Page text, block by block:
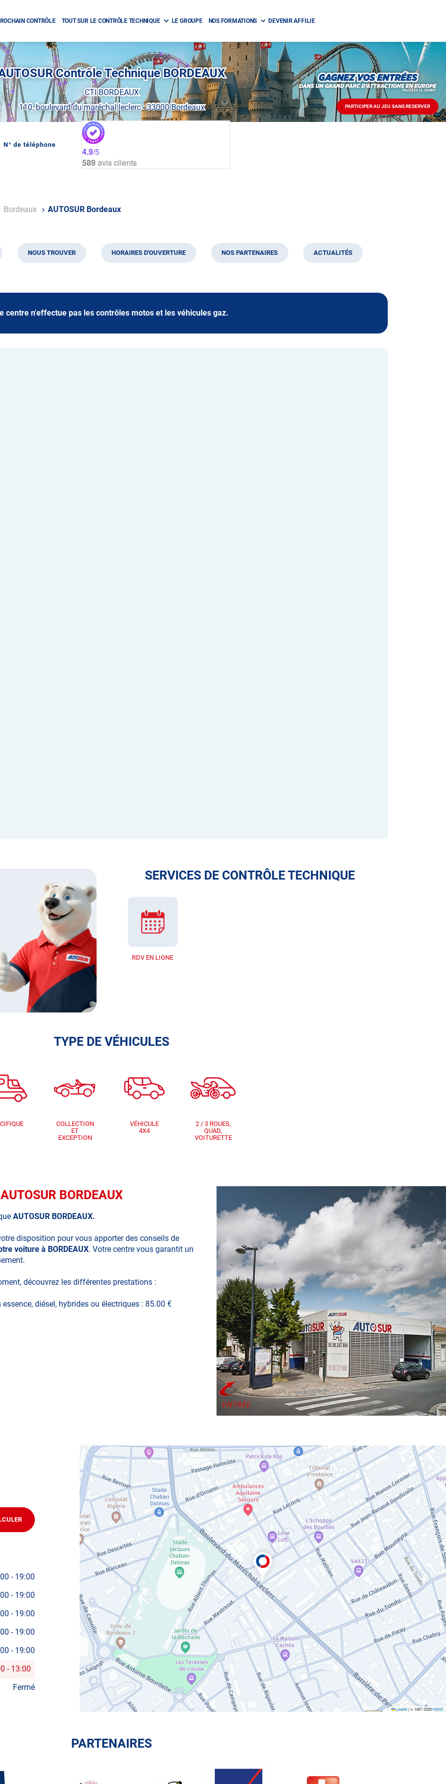
CONTRÔLE TOUT SUR LE CONTRÔLE TECHNIQUE LE GROUPE NOS FORMATIONS DEVENIR AFFILIE
PARTICIPER AU JEU SANS RESERVER
PARTICIPER
AU
JEU
Contrôle Technique BORDEAUX
CTI BORDEAUX
110, boulevard du maréchal leclerc-33000 Bordeaux
N° de téléphone
AFFICHER
BORDEAUX
4.9/5
589avis clients
Bordeaux AUTOSUR Bordeaux
NOUS TROUVER HORAIRES D'OUVERTURE NOS PARTENAIRES ACTUALITÉS
centre n'effectue pas les contrôles motos et les véhicules gaz.
SERVICES DE CONTRÔLE TECHNIQUE
RDV EN LIGNE
TYPE DE VÉHICULES
COLLECTION
ET
EXCEPTION
VÉHICULE
4X4
2 / 3 ROUES,
QUAD,
VOITURETTE
BORDEAUX
AUTOSUR BORDEAUX.
disposition pour vous apporter des conseils de
voiture à BORDEAUX. Votre centre vous garantit un
découvrez les différentes prestations :
diésel, hybrides ou électriques : 85.00 €
JUSQU'AU
POINT
- 19:00
- 19:00
- 19:00
- 19:00
- 19:00
- 13:00
Fermé
Leaflet|© 1987-2025HERE
PARTENAIRES